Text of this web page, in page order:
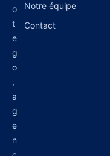
o
t
e
g
o
,
a
g
e
n
Notre équipe
Contact